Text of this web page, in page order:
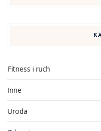
Fitness i ruch
Inne
Uroda